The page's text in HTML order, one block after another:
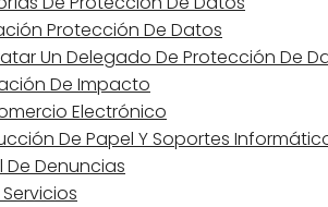
Protección De Datos
Un Delegado De Protección De
De Impacto
Electrónico
De Papel Y Soportes
De Denuncias